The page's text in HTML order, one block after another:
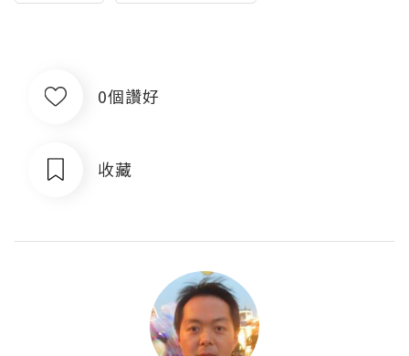
0個讚好
收藏